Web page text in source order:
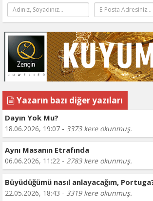
Yazarın bazı diğer yazıları
Dayın Yok Mu?
18.06.2026, 19:07 - 3373 kere okunmuş.
Aynı Masanın Etrafında
06.06.2026, 11:22 - 2783 kere okunmuş.
Büyüdüğümü nasıl anlayacağım,
22.05.2026, 18:43 - 3319 kere okunmuş.